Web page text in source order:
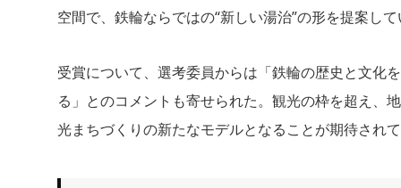
空間で、鉄輪ならではの“新しい湯治”の形を提案し
受賞について、選考委員からは「鉄輪の歴史と文化
る」とのコメントも寄せられた。観光の枠を超え、
光まちづくりの新たなモデルとなることが期待され